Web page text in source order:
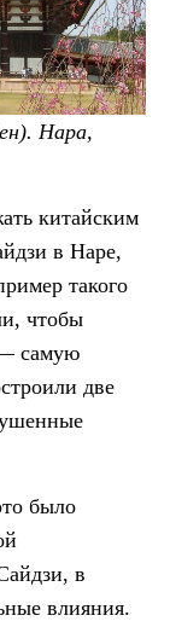
Нара,
китайским
в Наре,
такого
чтобы
— самую
две
было
в
влияния.